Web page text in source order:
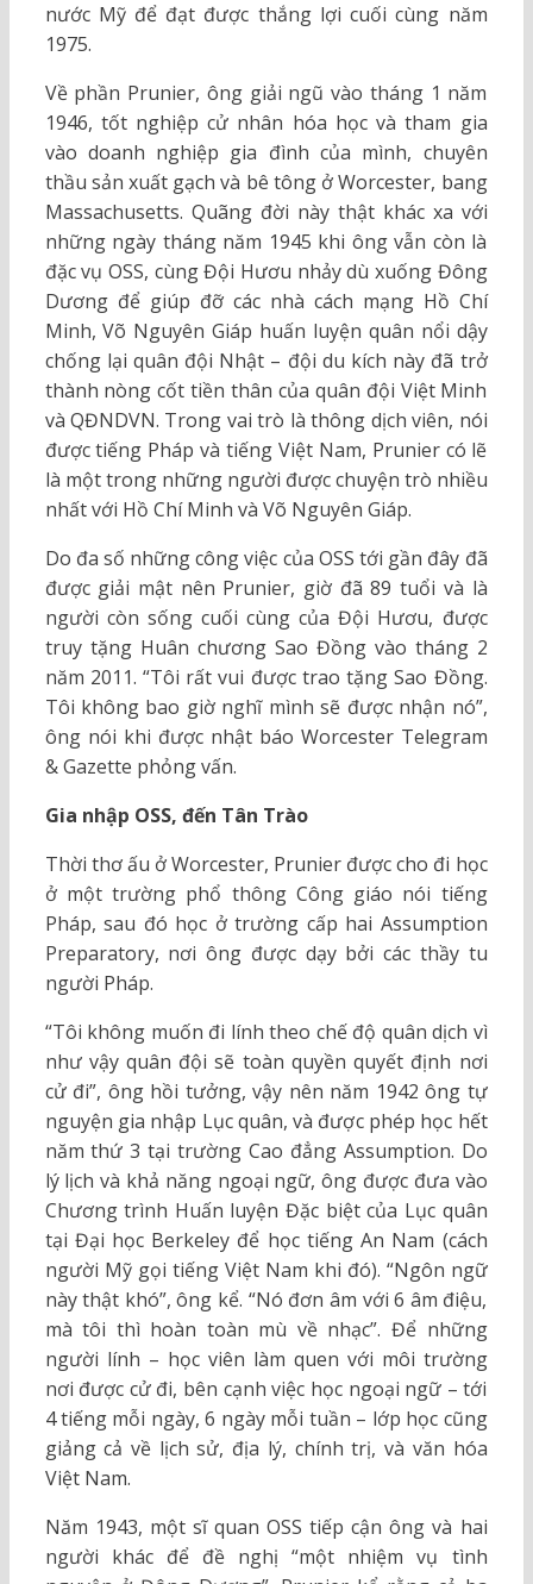
nước Mỹ để đạt được thắng lợi cuối cùng năm
1975.
Về phần Prunier, ông giải ngũ vào tháng 1 năm
1946, tốt nghiệp cử nhân hóa học và tham gia
vào doanh nghiệp gia đình của mình, chuyên
thầu sản xuất gạch và bê tông ở Worcester, bang
Massachusetts. Quãng đời này thật khác xa với
những ngày tháng năm 1945 khi ông vẫn còn là
đặc vụ OSS, cùng Đội Hươu nhảy dù xuống Đông
Dương để giúp đỡ các nhà cách mạng Hồ Chí
Minh, Võ Nguyên Giáp huấn luyện quân nổi dậy
chống lại quân đội Nhật – đội du kích này đã trở
thành nòng cốt tiền thân của quân đội Việt Minh
và QĐNDVN. Trong vai trò là thông dịch viên, nói
được tiếng Pháp và tiếng Việt Nam, Prunier có lẽ
là một trong những người được chuyện trò nhiều
nhất với Hồ Chí Minh và Võ Nguyên Giáp.
Do đa số những công việc của OSS tới gần đây đã
được giải mật nên Prunier, giờ đã 89 tuổi và là
người còn sống cuối cùng của Đội Hươu, được
truy tặng Huân chương Sao Đồng vào tháng 2
năm 2011. “Tôi rất vui được trao tặng Sao Đồng.
Tôi không bao giờ nghĩ mình sẽ được nhận nó”,
ông nói khi được nhật báo Worcester Telegram
& Gazette phỏng vấn.
Gia nhập OSS, đến Tân Trào
Thời thơ ấu ở Worcester, Prunier được cho đi học
ở một trường phổ thông Công giáo nói tiếng
Pháp, sau đó học ở trường cấp hai Assumption
Preparatory, nơi ông được dạy bởi các thầy tu
người Pháp.
“Tôi không muốn đi lính theo chế độ quân dịch vì
như vậy quân đội sẽ toàn quyền quyết định nơi
cử đi”, ông hồi tưởng, vậy nên năm 1942 ông tự
nguyện gia nhập Lục quân, và được phép học hết
năm thứ 3 tại trường Cao đẳng Assumption. Do
lý lịch và khả năng ngoại ngữ, ông được đưa vào
Chương trình Huấn luyện Đặc biệt của Lục quân
tại Đại học Berkeley để học tiếng An Nam (cách
người Mỹ gọi tiếng Việt Nam khi đó). “Ngôn ngữ
này thật khó”, ông kể. “Nó đơn âm với 6 âm điệu,
mà tôi thì hoàn toàn mù về nhạc”. Để những
người lính – học viên làm quen với môi trường
nơi được cử đi, bên cạnh việc học ngoại ngữ – tới
4 tiếng mỗi ngày, 6 ngày mỗi tuần – lớp học cũng
giảng cả về lịch sử, địa lý, chính trị, và văn hóa
Việt Nam.
Năm 1943, một sĩ quan OSS tiếp cận ông và hai
người khác để đề nghị “một nhiệm vụ tình